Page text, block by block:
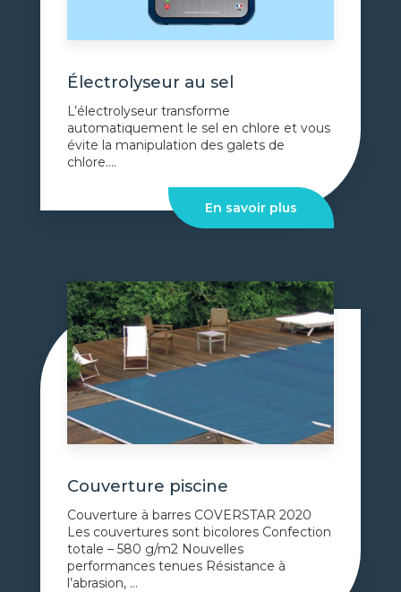
Électrolyseur au sel
L’électrolyseur transforme
automatiquement le sel en chlore et vous
évite la manipulation des galets de
chlore....
En savoir plus
Couverture piscine
Couverture à barres COVERSTAR 2020
Les couvertures sont bicolores Confection
totale – 580 g/m2 Nouvelles
performances tenues Résistance à
l’abrasion, ...